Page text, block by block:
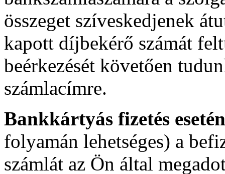
összeget szíveskedjenek
kapott díjbekérő számát
beérkezését követően
számlacímre.
Bankkártyás fizetés esetén
folyamán lehetséges) a
számlát az Ön által